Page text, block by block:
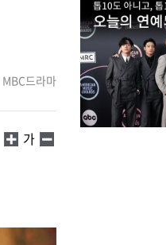
MBC드라마
가